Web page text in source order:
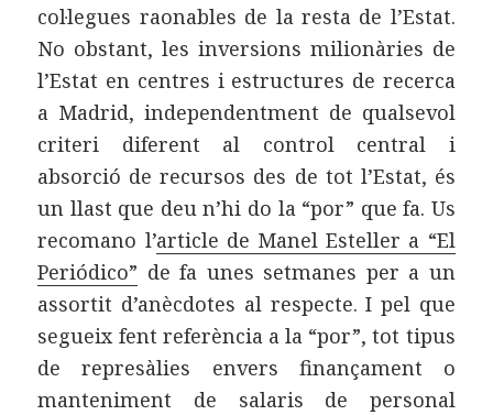
col·legues raonables de la resta de l’Estat.
No obstant, les inversions milionàries de
l’Estat en centres i estructures de recerca
a Madrid, independentment de qualsevol
criteri diferent al control central i
absorció de recursos des de tot l’Estat, és
un llast que deu n’hi do la “por” que fa. Us
recomano l’article de Manel Esteller a “El
Periódico” de fa unes setmanes per a un
assortit d’anècdotes al respecte. I pel que
segueix fent referència a la “por”, tot tipus
de represàlies envers finançament o
manteniment de salaris de personal